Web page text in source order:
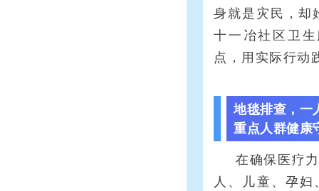
身就是灾民，却
十一冶社区卫
点，用实际行动
地毯排查，一
重点人群健康
在确保医疗
人、儿童、孕